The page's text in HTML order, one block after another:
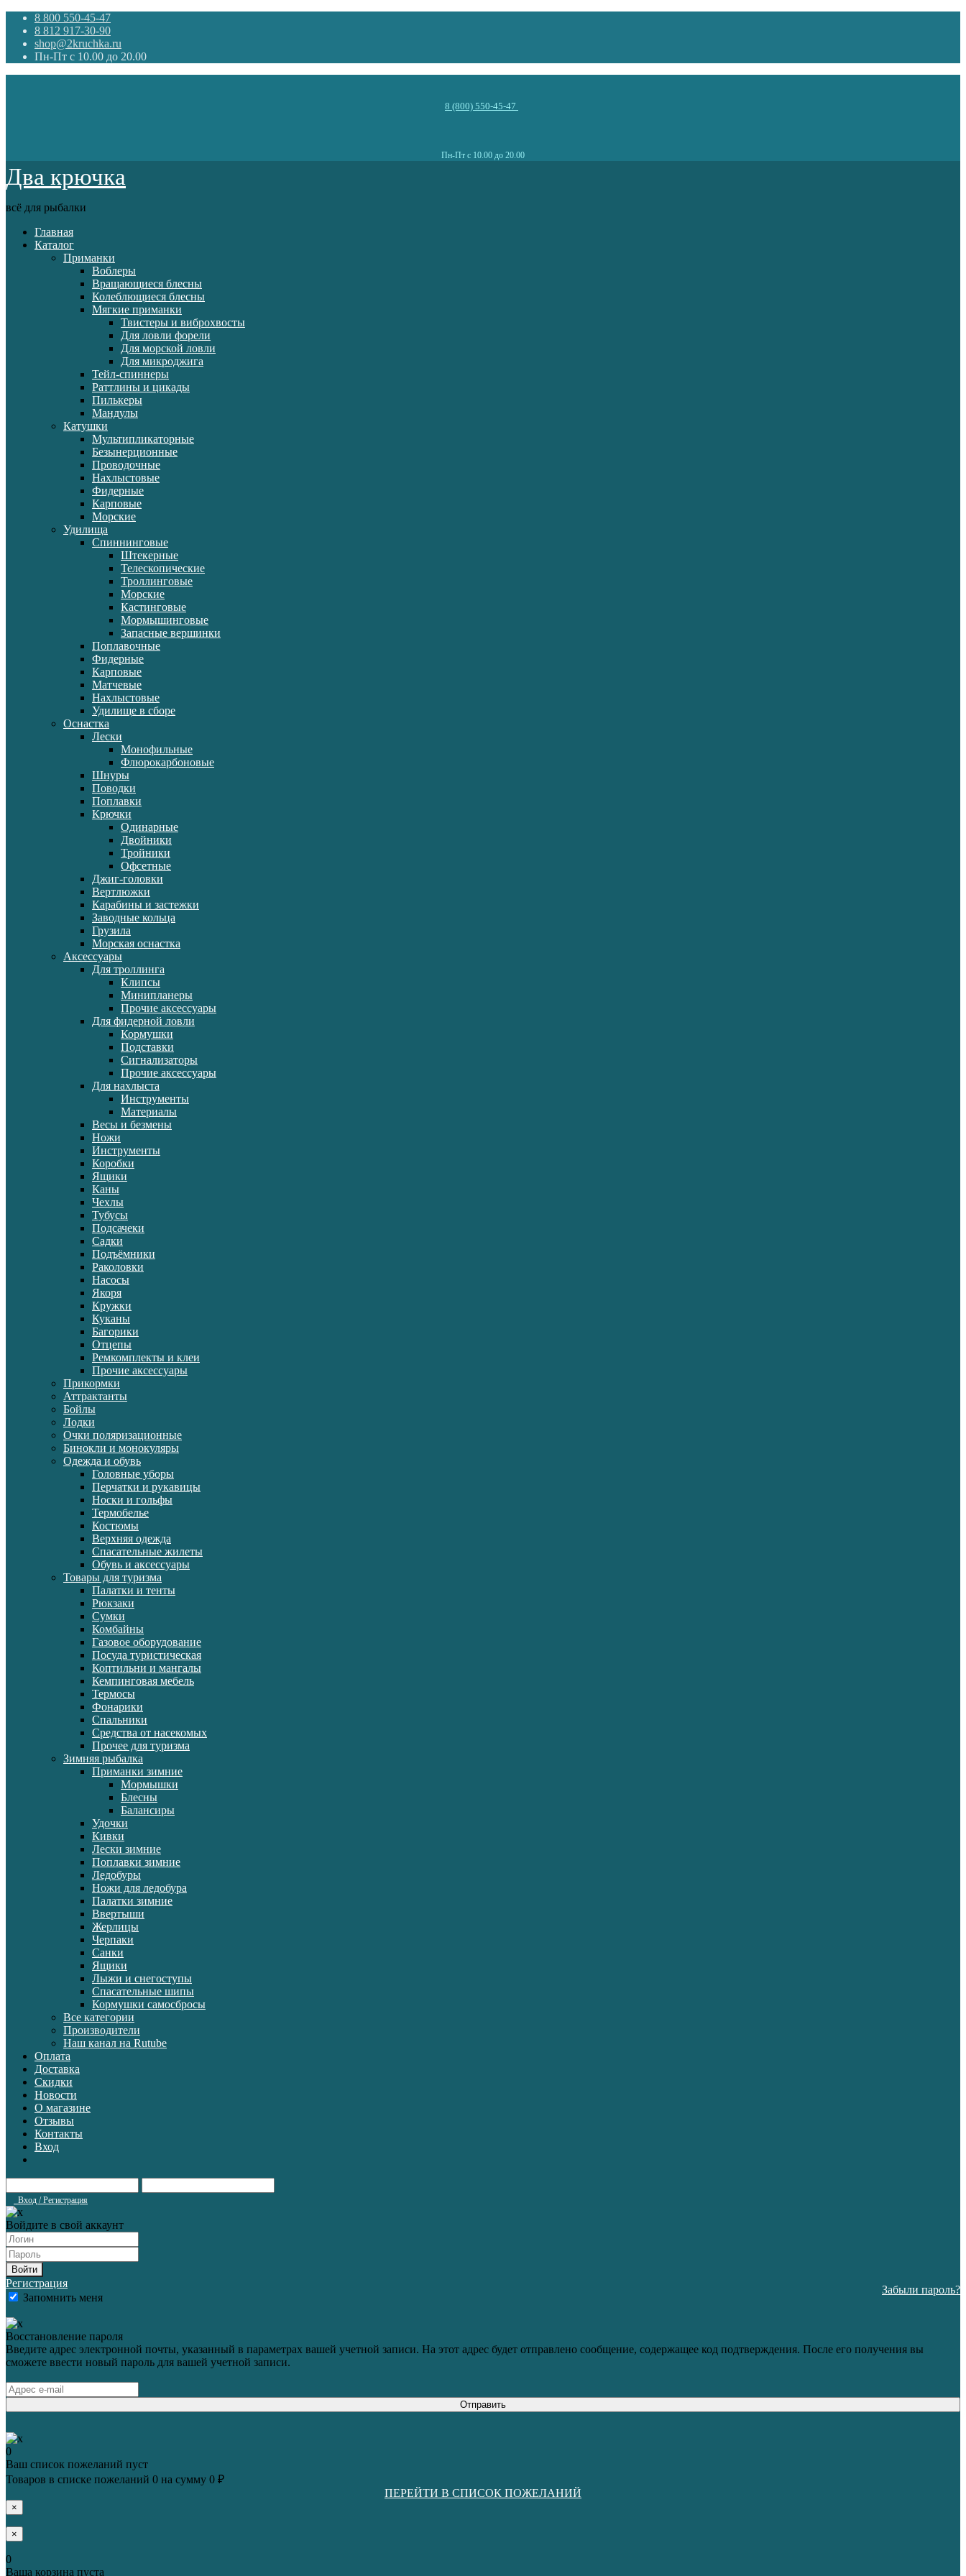
8 800 550-45-47
8 812 917-30-90
shop@2kruchka.ru
Пн-Пт с 10.00 до 20.00
8 (800) 550-45-47
Пн-Пт с 10.00 до 20.00
Два крючка
всё для рыбалки
Главная
Каталог
Приманки
Воблеры
Вращающиеся блесны
Колеблющиеся блесны
Мягкие приманки
Твистеры и виброхвосты
Для ловли форели
Для морской ловли
Для микроджига
Тейл-спиннеры
Раттлины и цикады
Пилькеры
Мандулы
Катушки
Мультипликаторные
Безынерционные
Проводочные
Нахлыстовые
Фидерные
Карповые
Морские
Удилища
Спиннинговые
Штекерные
Телескопические
Троллинговые
Морские
Кастинговые
Мормышинговые
Запасные вершинки
Поплавочные
Фидерные
Карповые
Матчевые
Нахлыстовые
Удилище в сборе
Оснастка
Лески
Монофильные
Флюрокарбоновые
Шнуры
Поводки
Поплавки
Крючки
Одинарные
Двойники
Тройники
Офсетные
Джиг-головки
Вертлюжки
Карабины и застежки
Заводные кольца
Грузила
Морская оснастка
Аксессуары
Для троллинга
Клипсы
Минипланеры
Прочие аксессуары
Для фидерной ловли
Кормушки
Подставки
Сигнализаторы
Прочие аксессуары
Для нахлыста
Инструменты
Материалы
Весы и безмены
Ножи
Инструменты
Коробки
Ящики
Каны
Чехлы
Тубусы
Подсачеки
Садки
Подъёмники
Раколовки
Насосы
Якоря
Кружки
Куканы
Багорики
Отцепы
Ремкомплекты и клеи
Прочие аксессуары
Прикормки
Аттрактанты
Бойлы
Лодки
Очки поляризационные
Бинокли и монокуляры
Одежда и обувь
Головные уборы
Перчатки и рукавицы
Носки и гольфы
Термобелье
Костюмы
Верхняя одежда
Спасательные жилеты
Обувь и аксессуары
Товары для туризма
Палатки и тенты
Рюкзаки
Сумки
Комбайны
Газовое оборудование
Посуда туристическая
Коптильни и мангалы
Кемпинговая мебель
Термосы
Фонарики
Спальники
Средства от насекомых
Прочее для туризма
Зимняя рыбалка
Приманки зимние
Мормышки
Блесны
Балансиры
Удочки
Кивки
Лески зимние
Поплавки зимние
Ледобуры
Ножи для ледобура
Палатки зимние
Ввертыши
Жерлицы
Черпаки
Санки
Ящики
Лыжи и снегоступы
Спасательные шипы
Кормушки самосбросы
Все категории
Производители
Наш канал на Rutube
Оплата
Доставка
Скидки
Новости
О магазине
Отзывы
Контакты
Вход
Вход / Регистрация
Войдите в свой аккаунт
Войти
Регистрация
Запомнить меня
Забыли пароль?
Восстановление пароля
Введите адрес электронной почты, указанный в параметрах вашей учетной записи. На этот адрес будет отправлено сообщение, содержащее код подтверждения. После его получения вы
сможете ввести новый пароль для вашей учетной записи.
Отправить
0
Ваш список пожеланий пуст
Товаров в списке пожеланий 0 на сумму 0 ₽
ПЕРЕЙТИ В СПИСОК ПОЖЕЛАНИЙ
×
×
0
Ваша корзина пуста